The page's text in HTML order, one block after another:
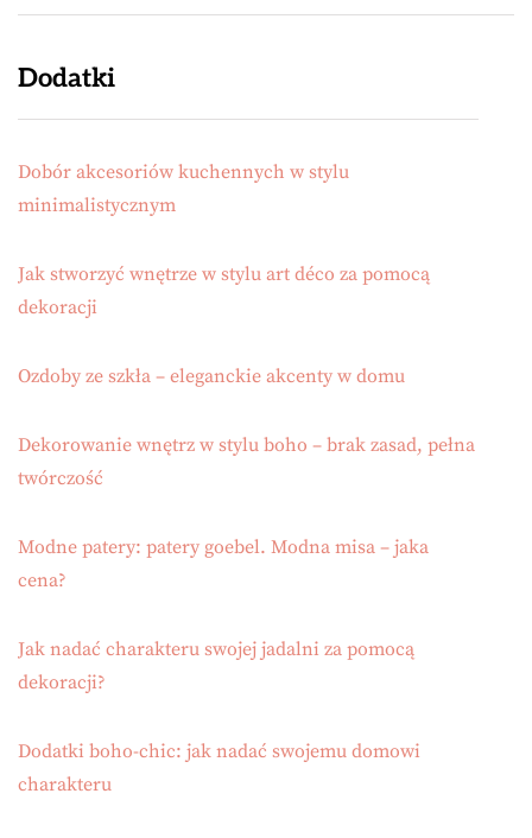
Dodatki
Dobór akcesoriów kuchennych w stylu
minimalistycznym
Jak stworzyć wnętrze w stylu art déco za pomocą
dekoracji
Ozdoby ze szkła – eleganckie akcenty w domu
Dekorowanie wnętrz w stylu boho – brak zasad, pełna
twórczość
Modne patery: patery goebel. Modna misa – jaka
cena?
Jak nadać charakteru swojej jadalni za pomocą
dekoracji?
Dodatki boho-chic: jak nadać swojemu domowi
charakteru